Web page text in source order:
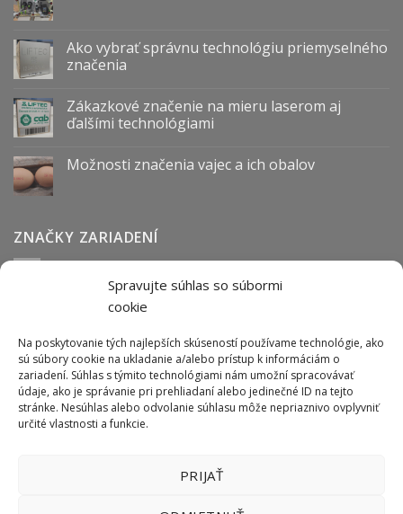
Spravujte súhlas so súbormi
cookie
Na poskytovanie tých najlepších skúseností používame technológie, ako
sú súbory cookie na ukladanie a/alebo prístup k informáciám o
zariadení. Súhlas s týmito technológiami nám umožní spracovávať
údaje, ako je správanie pri prehliadaní alebo jedinečné ID na tejto
stránke. Nesúhlas alebo odvolanie súhlasu môže nepriaznivo ovplyvniť
určité vlastnosti a funkcie.
PRIJAŤ
Ako vybrať správnu technológiu priemyselného
značenia
Zákazkové značenie na mieru laserom aj
ďalšími technológiami
Možnosti značenia vajec a ich obalov
ZNAČKY ZARIADENÍ
Anser Arca BOFA cab Carl Valentin
Datalogic Hitachi
Norwix
Purex Tiflex Tykma Zanasi
ODBER NEWSLETTERU